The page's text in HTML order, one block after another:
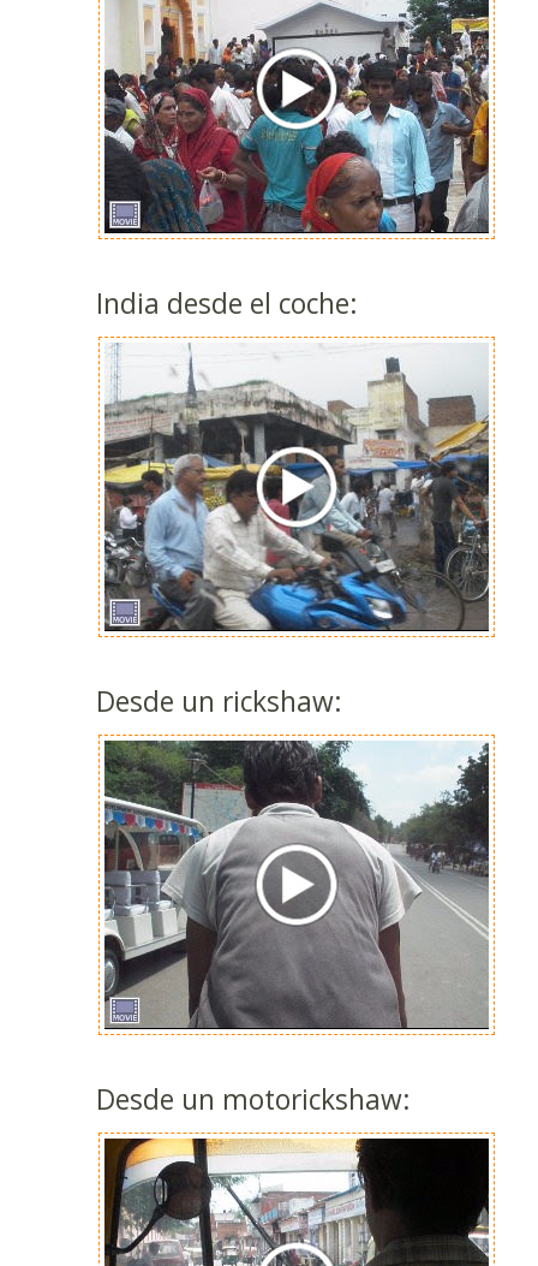
India desde el coche:
Desde un rickshaw:
Desde un motorickshaw: